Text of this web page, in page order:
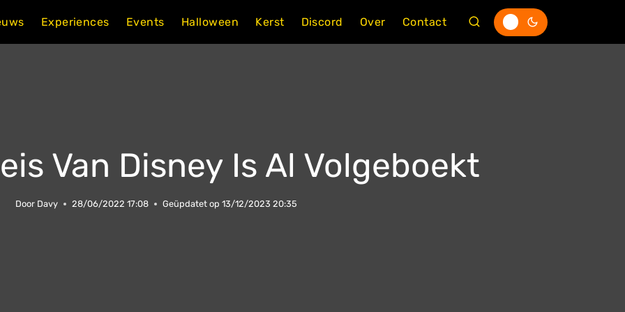
Experiences Events Halloween Kerst Discord Over Contact
Van Disney Is Al Volgeboekt
Door Davy 28/06/2022 17:08 Geüpdatet op 13/12/2023 20:35